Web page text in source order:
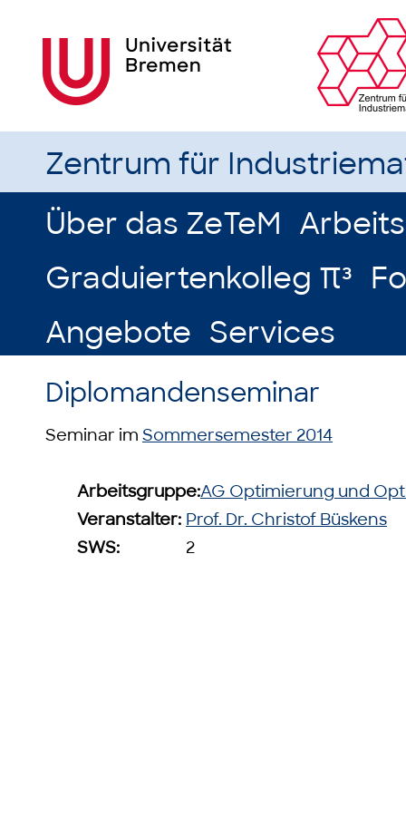
Zentrum für
Über das ZeTeM
Graduiertenkolleg π³
Angebote Services
Diplomandenseminar
Seminar im Sommersemester 2014
Arbeitsgruppe:AG Optimierung und
Veranstalter: Prof. Dr. Christof Büskens
SWS:
2